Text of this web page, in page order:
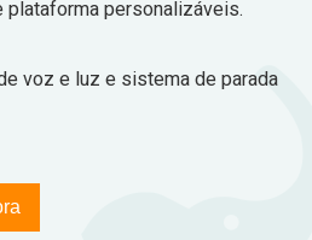
plataforma personalizáveis.
voz e luz e sistema de parada